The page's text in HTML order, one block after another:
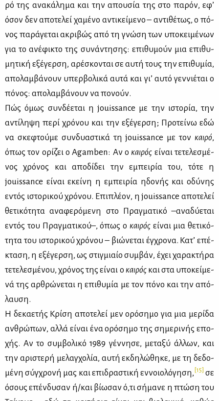
ρό της ανα­κά­λη­μα και την απου­σία της στο πα­ρόν, εφ’
όσον δεν απο­τε­λεί χα­μέ­νο αντι­κεί­με­νο – αντι­θέ­τως, ο πό­
νος πα­ρά­γε­ται ακρι­βώς από τη γνώ­ση των υπο­κει­μέ­νων
για το ανέ­φι­κτο της συ­νά­ντη­σης: επι­θυ­μούν μια επι­θυ­
μη­τι­κή εξέ­γερ­ση, αρέ­σκο­νται σε αυ­τή τους την επι­θυ­μία,
απο­λαμ­βά­νουν υπερ­βο­λι­κά αυ­τά και γι’ αυ­τό γεν­νιέ­ται ο
πό­νος: απο­λαμ­βά­νουν να πο­νούν.
Πώς όμως συν­δέ­ε­ται η jouissance με την ιστο­ρία, την
αντί­λη­ψη πε­ρί χρό­νου και την εξέ­γερ­ση; Προ­τεί­νω εδώ
να σκε­φτού­με συν­δυα­στι­κά τη jouissance με τον και­ρό,
όπως τον ορί­ζει ο Agamben: Αν ο και­ρός εί­ναι τε­τε­λε­σμέ­
νος χρό­νος και απο­δί­δει την εμπει­ρία του, τό­τε η
jouissance εί­ναι εκεί­νη η εμπει­ρία ηδο­νής και οδύ­νης
εντός ιστο­ρι­κού χρό­νου. Επι­πλέ­ον, η jouissance απο­τε­λεί
θε­τι­κό­τη­τα ανα­φε­ρό­με­νη στο Πραγ­μα­τι­κό –ανα­δύ­ε­ται
εντός του Πραγ­μα­τι­κού–, όπως ο και­ρόςεί­ναι μια θε­τι­κό­
τη­τα του ιστο­ρι­κού χρό­νου – βιώ­νε­ται έγ­χρο­να. Κα­τ’ επέ­
κτα­ση, η εξέ­γερ­ση, ως στιγ­μιαίο συμ­βάν, έχει χα­ρα­κτή­ρα
τε­τε­λε­σμέ­νου, χρό­νος της εί­ναι ο και­ρόςκαι στα υπο­κεί­με­
νά της αρ­θρώ­νε­ται η επι­θυ­μία με τον πό­νο και την από­
λαυ­ση.
Η δε­κα­ε­τής Κρί­ση απο­τε­λεί μεν ορό­ση­μο για μια με­ρί­δα
αν­θρώ­πων, αλ­λά εί­ναι ένα ορό­ση­μο της ση­με­ρι­νής επο­
χής. Αν το συμ­βο­λι­κό 1989 γέν­νη­σε, με­τα­ξύ άλ­λων, και
την αρι­στε­ρή με­λαγ­χο­λία, αυ­τή εκ­δη­λώ­θη­κε, με τη δε­δο­
μέ­νη σύγ­χρο­νή μας και επι­δρα­στι­κή εν­νοιο­λό­γη­ση, [15] σε
όσους επέν­δυ­σαν ή/και βί­ω­σαν ό,τι σή­μα­νε η πτώ­ση του